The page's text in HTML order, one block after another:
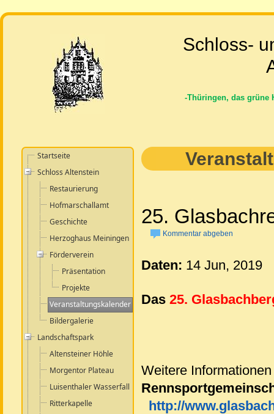
Schloss-
-Thüringen, das grüne
Startseite
Schloss Altenstein
Restaurierung
Hofmarschallamt
Geschichte
Herzoghaus Meiningen
Förderverein
Präsentation
Projekte
Veranstaltungskalender
Bildergalerie
Landschaftspark
Altensteiner Höhle
Morgentor Plateau
Luisenthaler Wasserfall
Ritterkapelle
25.
Kommentar abgeben
Daten: 14 Jun, 2019
Das 25.
Weitere
http://